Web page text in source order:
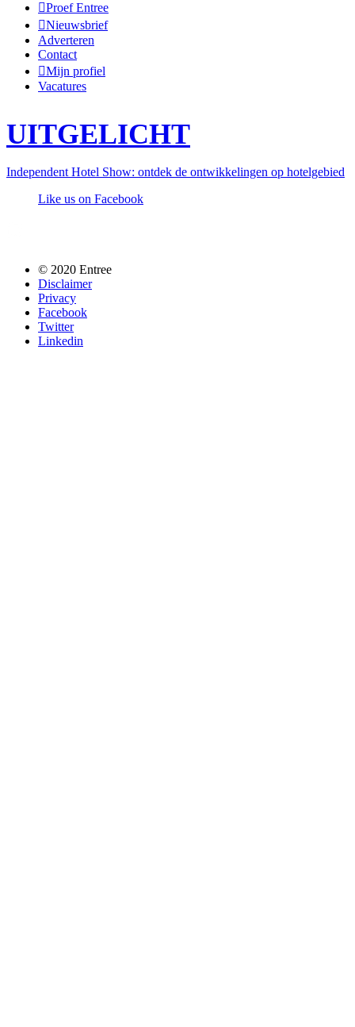
Proef Entree
Nieuwsbrief
Adverteren
Contact
Mijn profiel
Vacatures
UITGELICHT
Independent Hotel Show: ontdek de ontwikkelingen op hotelgebied
Like us on Facebook
© 2020 Entree
Disclaimer
Privacy
Facebook
Twitter
Linkedin